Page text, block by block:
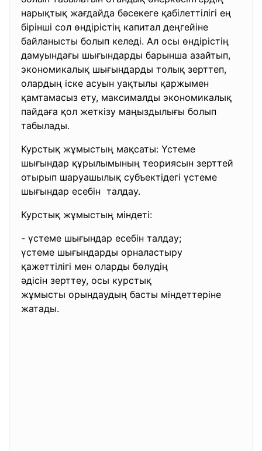
нарықтық жағдайда бәсекеге қабiлеттiлiгi ең
бiрiншi сол өндiрiстiң капитал деңгейiне
байланысты болып келедi. Ал осы өндірістің
дамуындағы шығындарды барынша азайтып,
экономикалық шығындарды толық зерттеп,
олардың іске асуын уақтылы қаржымен
қамтамасыз ету, максималды экономикалық
пайдаға қол жеткізу маңыздылығы болып
табылады.
Курстық жұмыстың мақсаты: Үстеме
шығындар құрылымының теориясын зерттей
отырып шаруашылық субъектідегі үстеме
шығындар есебін талдау.
Курстық жұмыстың міндеті:
- үстеме шығындар есебін талдау;
үстеме шығындарды орналастыру
қажеттілігі мен оларды бөлудің
әдісін зерттеу, осы курстық
жұмысты орындаудың басты міндеттеріне
жатады.